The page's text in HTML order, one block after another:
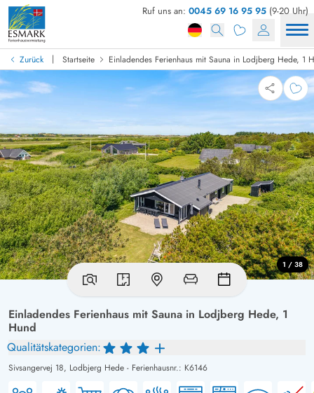
Ruf uns an: 0045 69 16 95 95 (9-20 Uhr)
Zurück | Startseite Einladendes Ferienhaus mit Sauna in Lodjberg Hede, 1
Einladendes Ferienhaus mit Sauna in Lodjberg Hede, 1
Hund
Qualitätskategorien:
Sivsangervej 18, Lodbjerg Hede - Ferienhausnr.: K6146
1 / 38